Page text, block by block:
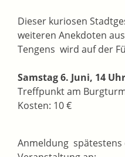
Dieser kuriosen
weiteren Anekdoten
Tengens wird auf der
Samstag 6. Juni, 14 Uhr
Treffpunkt am
Kosten: 10 €
Anmeldung spätestens